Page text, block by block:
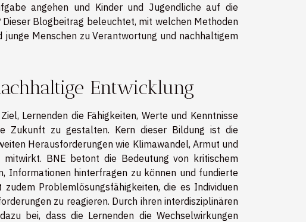
angehen und Kinder und Jugendliche auf die
Blogbeitrag beleuchtet, mit welchen Methoden
Menschen zu Verantwortung und nachhaltigem
Entwicklung
Lernenden die Fähigkeiten, Werte und Kenntnisse
Zukunft zu gestalten. Kern dieser Bildung ist die
Herausforderungen wie Klimawandel, Armut und
BNE betont die Bedeutung von kritischem
Informationen hinterfragen zu können und fundierte
Problemlösungsfähigkeiten, die es Individuen
zu reagieren. Durch ihren interdisziplinären
bei, dass die Lernenden die Wechselwirkungen